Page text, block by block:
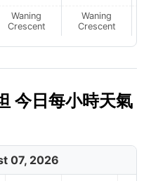
Waning
Crescent
Waning
Crescent
今日每小時天氣
07, 2026